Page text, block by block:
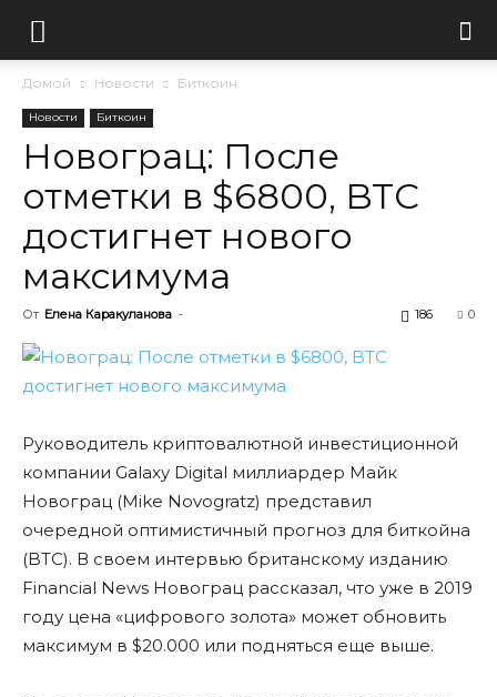
Домой Новости Биткоин
Новости Биткоин
Новограц: После
отметки в $6800, BTC
достигнет нового
максимума
От Елена Каракуланова - 0
186
Руководитель криптовалютной инвестиционной
компании Galaxy Digital миллиардер Майк
Новограц (Mike Novogratz) представил
очередной оптимистичный прогноз для биткойна
(BTC). В своем интервью британскому изданию
Financial News Новограц рассказал, что уже в 2019
году цена «цифрового золота» может обновить
максимум в $20.000 или подняться еще выше.